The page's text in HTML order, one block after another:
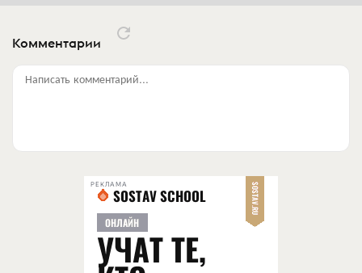
Комментарии
Написать комментарий...
РЕКЛАМА